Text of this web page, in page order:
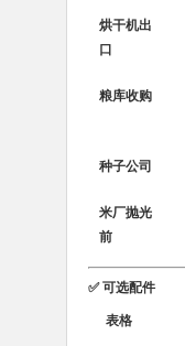
烘干机出
口
粮库收购
种子公司
米厂抛光
前
✅ 可选配件
表格